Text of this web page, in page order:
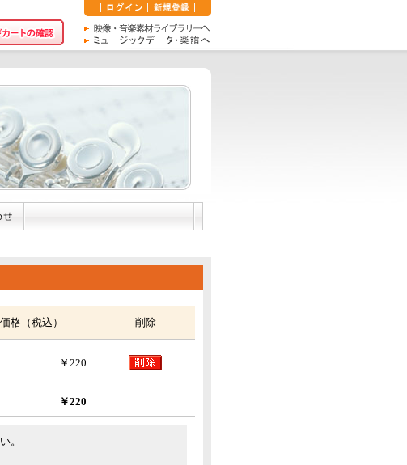
価格（税込） 削除
￥220
￥220
。